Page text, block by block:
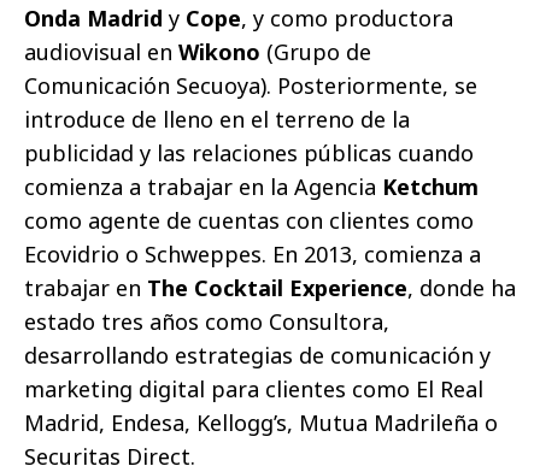
Onda Madrid y Cope, y como productora
audiovisual en Wikono (Grupo de
Comunicación Secuoya). Posteriormente, se
introduce de lleno en el terreno de la
publicidad y las relaciones públicas cuando
comienza a trabajar en la Agencia Ketchum
como agente de cuentas con clientes como
Ecovidrio o Schweppes. En 2013, comienza a
trabajar en The Cocktail Experience, donde ha
estado tres años como Consultora,
desarrollando estrategias de comunicación y
marketing digital para clientes como El Real
Madrid, Endesa, Kellogg’s, Mutua Madrileña o
Securitas Direct.